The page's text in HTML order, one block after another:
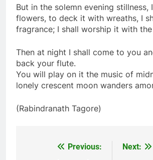
Xuân Đã Về
2 Years Ago
CSVSQ Nguyễn
2 Years Ago
CSVSQ Ngô Thanh
2 Years Ago
BÂY GIỜ LÀ LÚC
But in the solemn evening stillness,
flowers, to deck it with wreaths, I
fragrance; I shall worship it with
Then at night I shall come to you
back your flute.
You will play on it the music of
lonely crescent moon wanders
(Rabindranath Tagore)
Previous:
Next: